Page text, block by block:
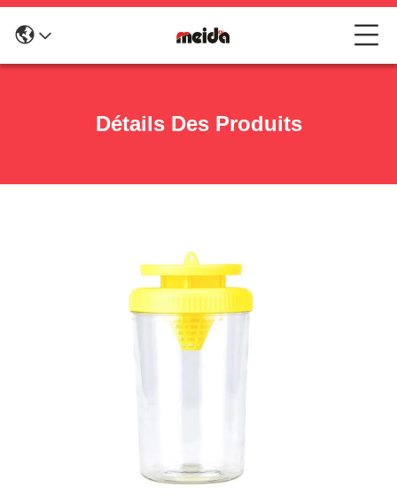
Détails Des Produits